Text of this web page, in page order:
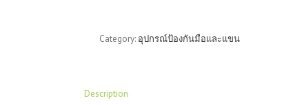
quantity
Category: อุปกรณ์ป้องกันมือและแขน
Description